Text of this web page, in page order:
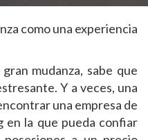
como una experiencia
mudanza, sabe que
Y a veces, una
una empresa de
en la que pueda confiar